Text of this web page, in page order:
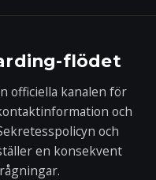
flödet
officiella kanalen för
och
och
en konsekvent